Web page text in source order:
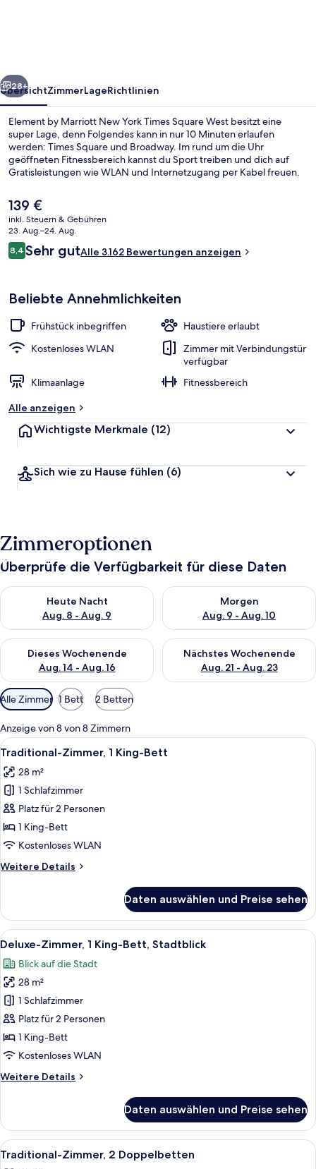
Square
West
Weiter
28+
ÜbersichtZimmerLageRichtlinien
Element by Marriott New York Times Square West besitzt eine
super Lage, denn Folgendes kann in nur 10 Minuten erlaufen
werden: Times Square und Broadway. Im rund um die Uhr
geöffneten Fitnessbereich kannst du Sport treiben und dich auf
Gratisleistungen wie WLAN und Internetzugang per Kabel freuen.
Frühstücksbuffet serviert. Außerdem ist Folgendes zu Fuß
höchstens 10 Minuten entfernt: Madison Square Garden und Bryant
Park. Andere Reisende schätzen die zentrale Lage für die
Möglichkeiten zum Sightseeing und die Nähe zu öffentlichen
Verkehrsmitteln: Die U-Bahn-Station 42nd St. - Port Authority Bus
Terminal ist nur wenige Schritte und die U-Bahn-Station Times Sq. -
Der
aktuelle
Preis
beträgt
139 €.
139 €
inkl. Steuern & Gebühren
23. Aug.–24. Aug.
Bewertungen
8,48,4 von 10.
Sehr gutAlle 3.162 Bewertungen anzeigen
Beliebte Annehmlichkeiten
Frühstück inbegriffen
Haustiere erlaubt
Kostenloses WLAN
Zimmer mit Verbindungstür
verfügbar
Klimaanlage
Fitnessbereich
Alle anzeigen
Wichtigste Merkmale (12)
Sich wie zu Hause fühlen (6)
Zimmeroptionen
Überprüfe die Verfügbarkeit für diese Daten
Heute Nacht
Aug. 8 - Aug. 9
Überprüfe die Verfügbarkeit für heute Nacht, Aug. 8 - Aug. 9.
Morgen
Aug. 9 - Aug. 10
Überprüfe die Verfügbarkeit
Dieses Wochenende
Aug. 14 - Aug. 16
Überprüfe die Verfügbarkeit für dieses Wochenende, Aug. 14
Nächstes Wochenende
Aug. 21 - Aug. 23
Überprüfe die Verfügbarkeit
Verfügbare
Filter
für
Zimmer
Alle Zimmer 1 Bett 2 Betten
Anzeige von 8 von 8 Zimmern
Alle
Fotos
für
Traditional-
Zimmer,
1 King-
Bett
Ein Hotelzimmer mit einem großen
7
Traditional-Zimmer, 1 King-Bett
28 m²
1 Schlafzimmer
Platz für 2 Personen
1 King-Bett
Kostenloses WLAN
Weitere Details
Weitere
Zimmer,
1 King-
Bett
Daten auswählen und Preise sehen
Alle
Fotos
für
Deluxe-
Zimmer,
1 King-
Bett,
Stadtblick
Ein Hotelzimmer mit Bett,
10
Deluxe-Zimmer, 1 King-Bett, Stadtblick
Blick auf die Stadt
28 m²
1 Schlafzimmer
Platz für 2 Personen
1 King-Bett
Kostenloses WLAN
Weitere Details
Weitere
Zimmer,
1 King-
Bett,
Daten auswählen und Preise sehen
Alle
Fotos
Eine moderne Küche mit einem
6
Traditional-Zimmer, 2 Doppelbetten